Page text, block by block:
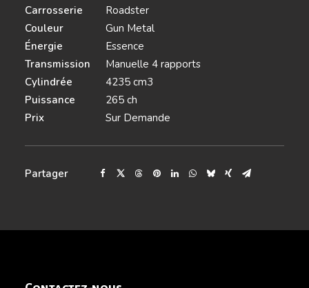
Carrosserie
Roadster
Couleur
Gun Metal
Énergie
Essence
Transmission
Manuelle 4 rapports
Cylindrée
4235 cm3
Puissance
265 ch
Prix
Sur Demande
Partager